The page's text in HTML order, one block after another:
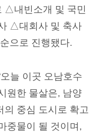
△내빈소개 및 국민
△대회사 및 축사
으로 진행됐다.
오늘 이곳 오남호수
원한 물살은, 남양
의 중심 도시로 확고
중물이 될 것이며 ,